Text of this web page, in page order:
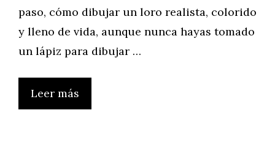
paso, cómo dibujar un loro realista, colorido
y lleno de vida, aunque nunca hayas tomado
un lápiz para dibujar …
Leer más